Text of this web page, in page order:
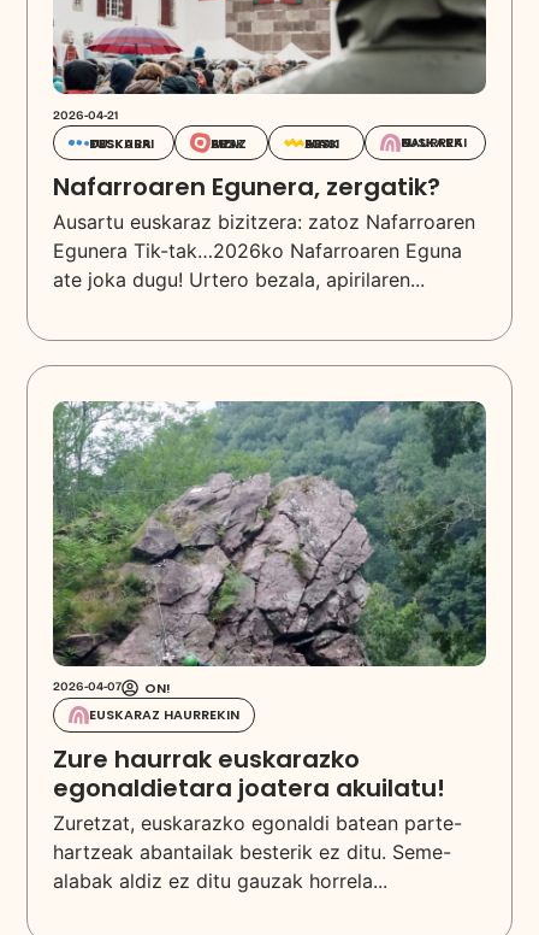
2026-04-21
EUSKARA DESKUBRITU EUSKARAZ BIZI EUSKARA IKASI EUSKARAZ HAURREKIN
Nafarroaren Egunera, zergatik?
Ausartu euskaraz bizitzera: zatoz Nafarroaren
Egunera Tik-tak…2026ko Nafarroaren Eguna
ate joka dugu! Urtero bezala, apirilaren...
2026-04-07
ON!
EUSKARAZ HAURREKIN
Zure haurrak euskarazko
egonaldietara joatera akuilatu!
Zuretzat, euskarazko egonaldi batean parte-
hartzeak abantailak besterik ez ditu. Seme-
alabak aldiz ez ditu gauzak horrela...